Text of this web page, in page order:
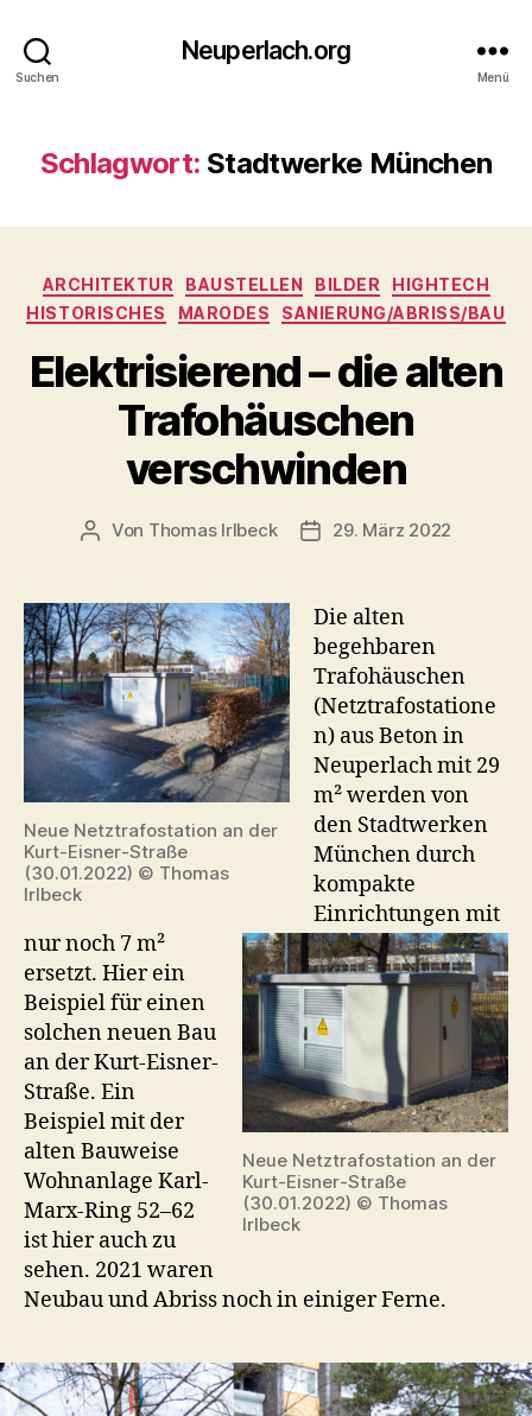
Suchen
Neuperlach.org
Menü
Schlagwort: Stadtwerke München
Kategorien
ARCHITEKTUR BAUSTELLEN BILDER
HIGHTECH
HISTORISCHES
MARODES SANIERUNG/ABRISS/BAU
Elektrisierend – die alten
Trafohäuschen
verschwinden
Beitragsautor
Von Thomas Irlbeck Veröffentlichungsdatum
29. März 2022
Neue Netztrafostation an der
Kurt-Eisner-Straße
(30.01.2022) © Thomas
Irlbeck
Neue Netztrafostation an der
Kurt-Eisner-Straße
(30.01.2022) © Thomas
Irlbeck
Die alten
begehbaren
Trafohäuschen
(Netztrafostatione
n) aus Beton in
Neuperlach mit 29
m² werden von
den Stadtwerken
München durch
kompakte
Einrichtungen mit
nur noch 7 m²
ersetzt. Hier ein
Beispiel für einen
solchen neuen Bau
an der Kurt-Eisner-
Straße. Ein
Beispiel mit der
alten Bauweise
Wohnanlage Karl-
Marx-Ring 52–62
ist hier auch zu
sehen. 2021 waren
Neubau und Abriss noch in einiger Ferne.